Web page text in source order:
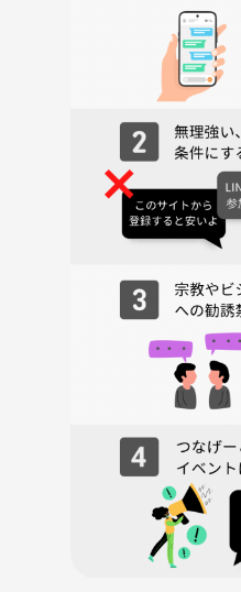
✧• ─────────── •✧
・友達探し、趣味仲間探しに最適！
・初心者でも遊べる軽〜中量級中心
・希望があれば重量級も立卓可能
※卓内で意見が割れた場合は軽
✧• ─────────── •✧
・スタッフがゲームを選定し、卓
性別・年齢は基本的に考慮しませ
・同卓NGの方がいらっしゃる場
可能な限り配慮させていただきま
・連絡先交換は当事者の明確な
・店内撮影は同卓している全員の
顔出しNGの方がいる場合、映り
・公式撮影を行う場合は事前に
・誹謗中傷・過度な指示出し・